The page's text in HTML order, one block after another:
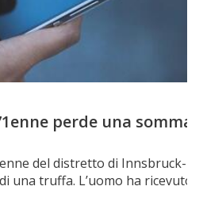
perde una somma
del distretto di Innsbruck-
una truffa. L’uomo ha ricevuto